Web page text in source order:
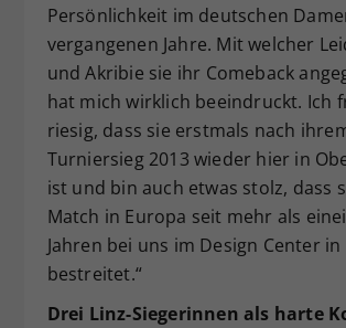
Persönlichkeit im deutschen
vergangenen Jahre. Mit welcher
und Akribie sie ihr Comeback
hat mich wirklich beeindruckt. Ich
riesig, dass sie erstmals nach
Turniersieg 2013 wieder hier in
ist und bin auch etwas stolz, dass
Match in Europa seit mehr als
Jahren bei uns im Design Center in
bestreitet.“
Drei Linz-Siegerinnen als harte